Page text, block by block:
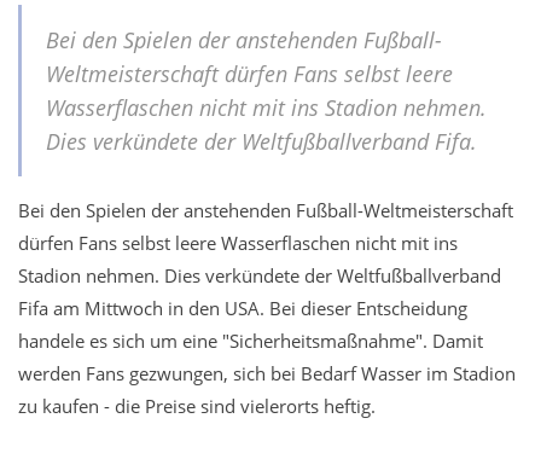
Bei den Spielen der anstehenden Fußball-
Weltmeisterschaft dürfen Fans selbst leere
Wasserflaschen nicht mit ins Stadion nehmen.
Dies verkündete der Weltfußballverband Fifa.
Bei den Spielen der anstehenden Fußball-Weltmeisterschaft
dürfen Fans selbst leere Wasserflaschen nicht mit ins
Stadion nehmen. Dies verkündete der Weltfußballverband
Fifa am Mittwoch in den USA. Bei dieser Entscheidung
handele es sich um eine "Sicherheitsmaßnahme". Damit
werden Fans gezwungen, sich bei Bedarf Wasser im Stadion
zu kaufen - die Preise sind vielerorts heftig.